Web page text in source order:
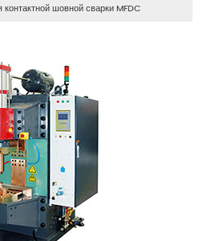
шовной сварки MFDC